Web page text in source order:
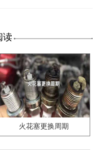
读
火花塞更换周期